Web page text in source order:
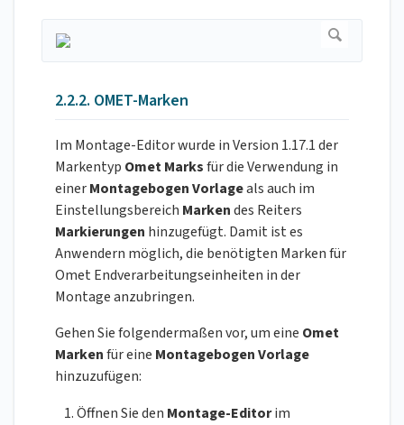
2.2.2. OMET-Marken
Im Montage-Editor wurde in Version 1.17.1 der
Markentyp Omet Marksfür die Verwendung in
einerMontagebogen Vorlageals auch im
Einstellungsbereich Markendes Reiters
Markierungen hinzugefügt. Damit ist es
Anwendern möglich, die benötigten Marken für
Omet Endverarbeitungseinheiten in der
Montage anzubringen.
Gehen Sie folgendermaßen vor, um eine Omet
Markenfür eine Montagebogen Vorlage
hinzuzufügen:
Öffnen Sie den Montage-Editorim